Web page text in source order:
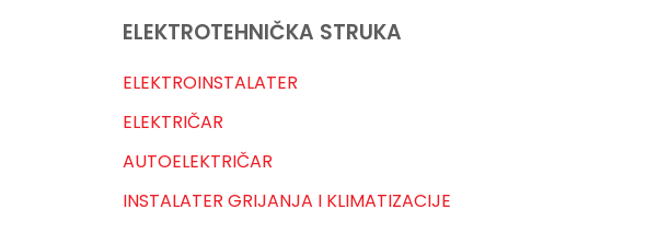
ELEKTROTEHNIČKA STRUKA
ELEKTROINSTALATER
ELEKTRIČAR
AUTOELEKTRIČAR
INSTALATER GRIJANJA I KLIMATIZACIJE